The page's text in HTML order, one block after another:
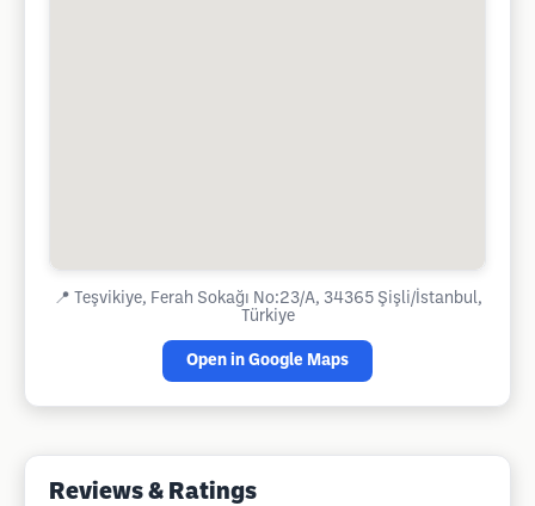
📍
Teşvikiye, Ferah Sokağı No:23/A, 34365 Şişli/İstanbul,
Türkiye
Open in Google Maps
Reviews & Ratings